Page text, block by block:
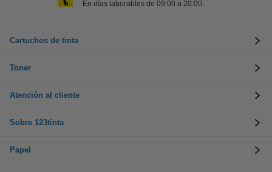
En días laborables de 09:00 a 20:00.
Cartuchos de tinta
Toner
Atención al cliente
Sobre 123tinta
Papel